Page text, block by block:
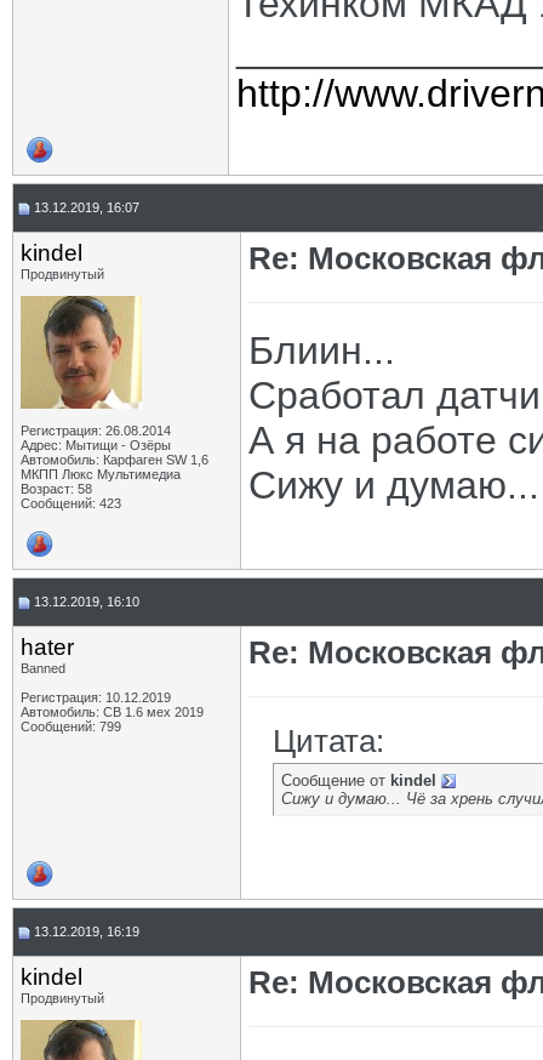
http://
13.12.2019, 16:07
kindel
Продвинутый
Регистрация: 26.08.2014
Адрес: Мытищи - Озёры
Автомобиль: Карфаген SW 1,6
МКПП Люкс Мультимедиа
Возраст: 58
Сообщений: 423
Re: Московская
Блиин...
Сработал
А я на работе
Сижу и думаю...
13.12.2019, 16:10
hater
Banned
Регистрация: 10.12.2019
Автомобиль: СВ 1.6 мех 2019
Сообщений: 799
Re: Московская
Цитата:
Сообщение от kindel
Сижу и думаю... Чё за хрень
13.12.2019, 16:19
kindel
Продвинутый Re: Московская